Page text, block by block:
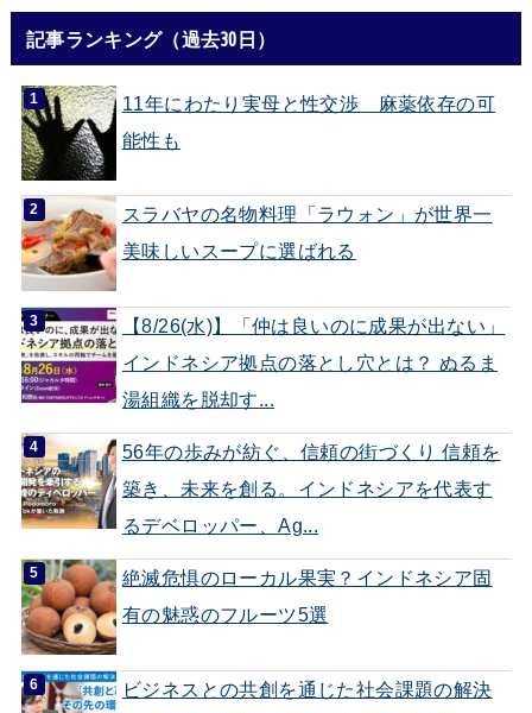
記事ランキング（過去30日）
11年にわたり実母と性交渉 麻薬依存の可
能性も
スラバヤの名物料理「ラウォン」が世界一
美味しいスープに選ばれる
【8/26(水)】「仲は良いのに成果が出ない」
インドネシア拠点の落とし穴とは？ ぬるま
湯組織を脱却す...
56年の歩みが紡ぐ、信頼の街づくり 信頼を
築き、未来を創る。インドネシアを代表す
るデベロッパー、Ag...
絶滅危惧のローカル果実？インドネシア固
有の魅惑のフルーツ5選
ビジネスとの共創を通じた社会課題の解決